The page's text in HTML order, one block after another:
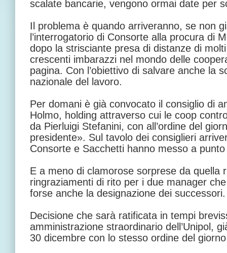
scalate bancarie, vengono ormai date per
Il problema è quando arriveranno, se non
l’interrogatorio di Consorte alla procura di
dopo la strisciante presa di distanze di
crescenti imbarazzi nel mondo delle
pagina. Con l’obiettivo di salvare anche la
nazionale del lavoro.
Per domani è già convocato il consiglio di
Holmo, holding attraverso cui le coop
da Pierluigi Stefanini, con all’ordine del
presidente». Sul tavolo dei consiglieri
Consorte e Sacchetti hanno messo a
E a meno di clamorose sorprese da quella
ringraziamenti di rito per i due manager
forse anche la designazione dei
Decisione che sarà ratificata in tempi
amministrazione straordinario dell’Unipol,
30 dicembre con lo stesso ordine del